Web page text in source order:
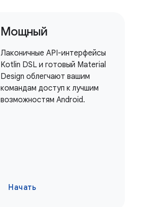
Мощный
Лаконичные API-интерфейсы
Kotlin DSL и готовый Material
Design облегчают вашим
командам доступ к лучшим
возможностям Android.
Начать